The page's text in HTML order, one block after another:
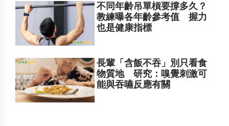
不同年齡吊單槓要撐多久？
教練曝各年齡參考值 握力
也是健康指標
長輩「含飯不吞」別只看食
物質地 研究：嗅覺刺激可
能與吞嚥反應有關